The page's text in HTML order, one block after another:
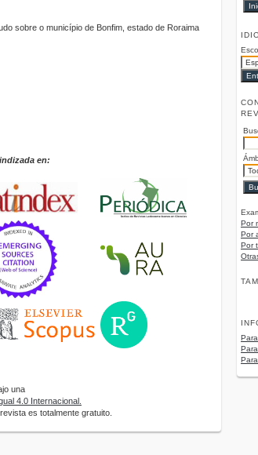
Por
Por
Por
sobre o município de Bonfim, estado de Roraima
en:
una
4.0 Internacional.
es totalmente gratuito.